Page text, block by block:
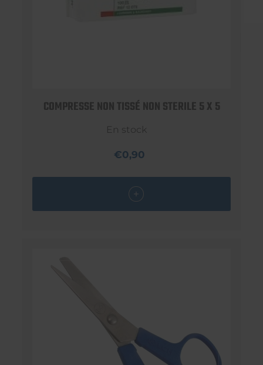
COMPRESSE NON TISSÉ NON STERILE 5 X 5
En stock
€0,90